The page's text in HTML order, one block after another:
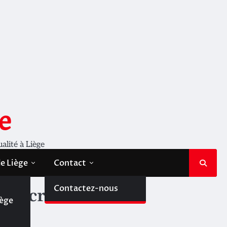
à Liège
Liège Contact
Contactez-nous